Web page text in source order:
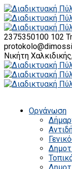
2375350100 102
Νικήτη
Οργάνωση